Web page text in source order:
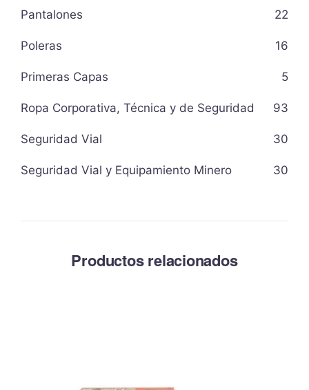
Pantalones 22
Poleras 16
Primeras Capas 5
Ropa Corporativa, Técnica y de Seguridad 93
Seguridad Vial 30
Seguridad Vial y Equipamiento Minero 30
Productos relacionados